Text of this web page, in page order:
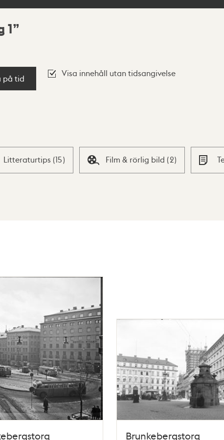
1
på tid
Visa innehåll utan tidsangivelse
Litteraturtips (15) Film & rörlig bild (2)
Brunkebergstorg